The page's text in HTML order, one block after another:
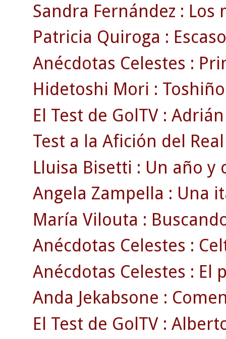
Sandra Fernández :
Patricia Quiroga :
Anécdotas Celestes :
Hidetoshi Mori :
El Test de GolTV :
Test a la Afición del
Lluisa Bisetti : Un año y
Angela Zampella : Una
María Vilouta :
Anécdotas Celestes :
Anécdotas Celestes : El
Anda Jekabsone :
El Test de GolTV :